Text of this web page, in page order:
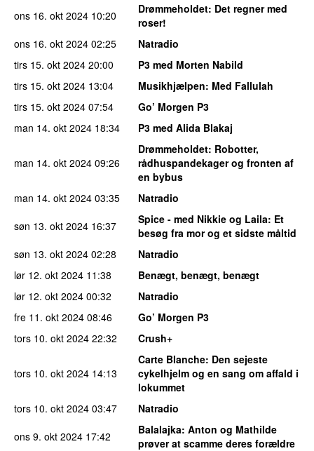
ons 16. okt 2024 10:20 Drømmeholdet: Det regner med
roser!
ons 16. okt 2024 02:25
Natradio
tirs 15. okt 2024 20:00
P3 med Morten Nabild
tirs 15. okt 2024 13:04 Musikhjælpen: Med Fallulah
tirs 15. okt 2024 07:54
Go’ Morgen P3
man 14. okt 2024 18:34 P3 med Alida Blakaj
man 14. okt 2024 09:26
Drømmeholdet: Robotter,
rådhuspandekager og fronten af
en bybus
man 14. okt 2024 03:35
Natradio
søn 13. okt 2024 16:37 Spice - med Nikkie og Laila: Et
besøg fra mor og et sidste måltid
søn 13. okt 2024 02:28
Natradio
lør 12. okt 2024 11:38
Benægt, benægt, benægt
lør 12. okt 2024 00:32
Natradio
fre 11. okt 2024 08:46
Go’ Morgen P3
tors 10. okt 2024 22:32 Crush+
tors 10. okt 2024 14:13
Carte Blanche: Den sejeste
cykelhjelm og en sang om affald i
lokummet
tors 10. okt 2024 03:47
Natradio
ons 9. okt 2024 17:42 Balalajka: Anton og Mathilde
prøver at scamme deres forældre